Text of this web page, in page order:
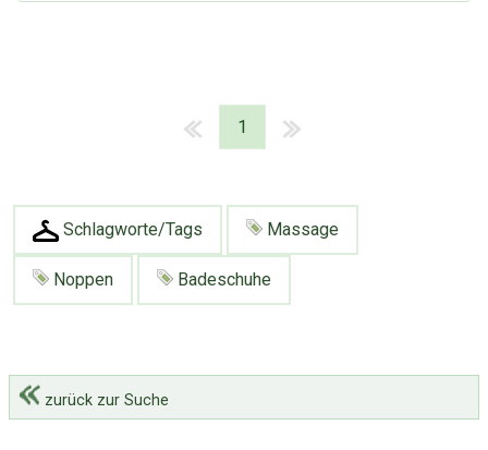
1
Schlagworte/Tags Massage
Noppen Badeschuhe
zurück zur Suche